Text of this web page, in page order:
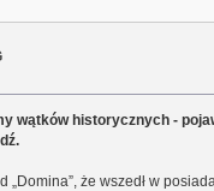
wątków historycznych -
że wszedł w